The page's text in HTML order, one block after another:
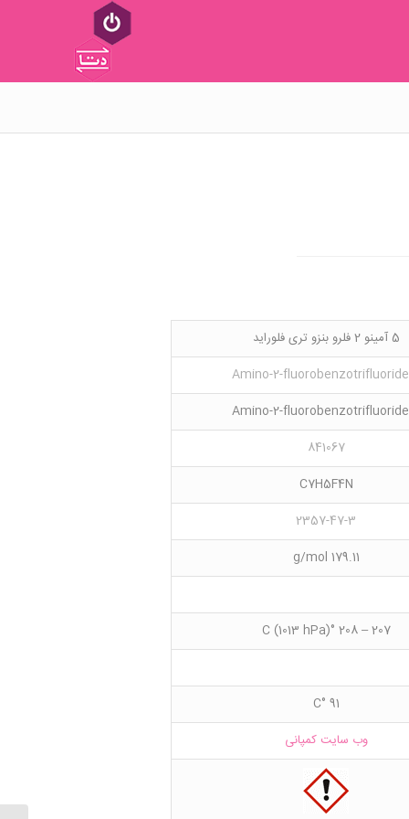
5 آمینو 2 فلرو بنزو تری فلوراید
841067
C7H5F4N
2357-47-3
179.11 g/mol
207 – 208 °C (1013 hPa)
91 °C
وب سایت کمپانی